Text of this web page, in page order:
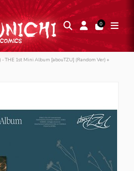
0
- THE 1st Mini Album [abouTZU] (Random Ver) +